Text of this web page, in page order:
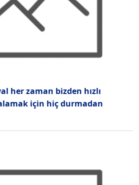
her zaman bizden hızlı
için hiç durmadan